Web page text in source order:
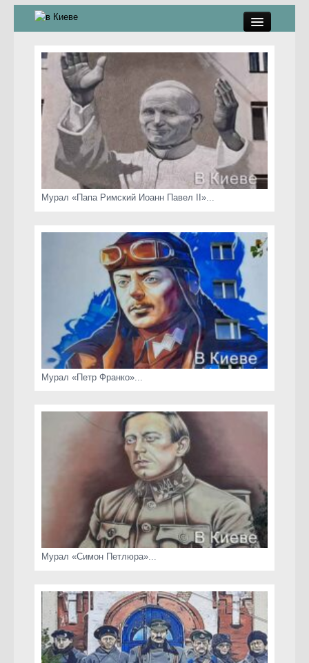
стрит-арт
коты Киева
скамейки
часы Киева
Мурал «Папа Римский Иоанн Павел II»...
Мурал «Петр Франко»...
Мурал «Симон Петлюра»...